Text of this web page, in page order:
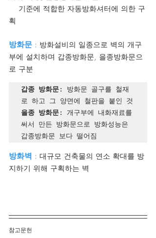
획
방화문 : 방화설비의 일종으로 벽의 개구
부에 설치하며 갑종방화문, 을종방화문으
로 구분
갑종 방화문: 방화문 골구를 철재
을종 방화문: 개구부에 내화재료를
써서 만든 방화문으로 방화성능은
갑종방화문 보다 떨어짐
방화벽 : 대규모 건축물의 연소 확대를 방
지하기 위해 구획하는 벽
참고문헌